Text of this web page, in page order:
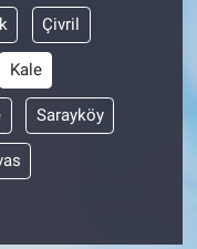
Çivril
Kale
Sarayköy